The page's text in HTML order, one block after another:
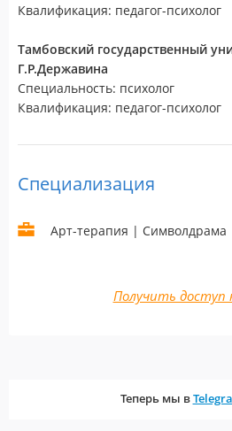
Квалификация: педагог-психолог
Тамбовский государственный
Г.Р.Державина
Специальность: психолог
Квалификация: педагог-психолог
Специализация
Арт-терапия | Символдрама
Получить доступ
Теперь мы в